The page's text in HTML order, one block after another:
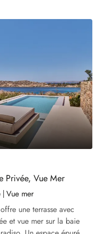
Privée, Vue Mer
Vue mer
une terrasse avec
et vue mer sur la baie